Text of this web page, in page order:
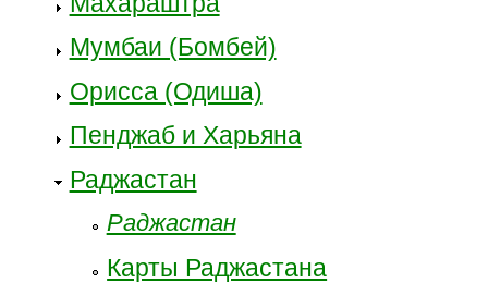
Мумбаи (Бомбей)
Орисса (Одиша)
Пенджаб и Харьяна
Раджастан
Раджастан
Карты Раджастана